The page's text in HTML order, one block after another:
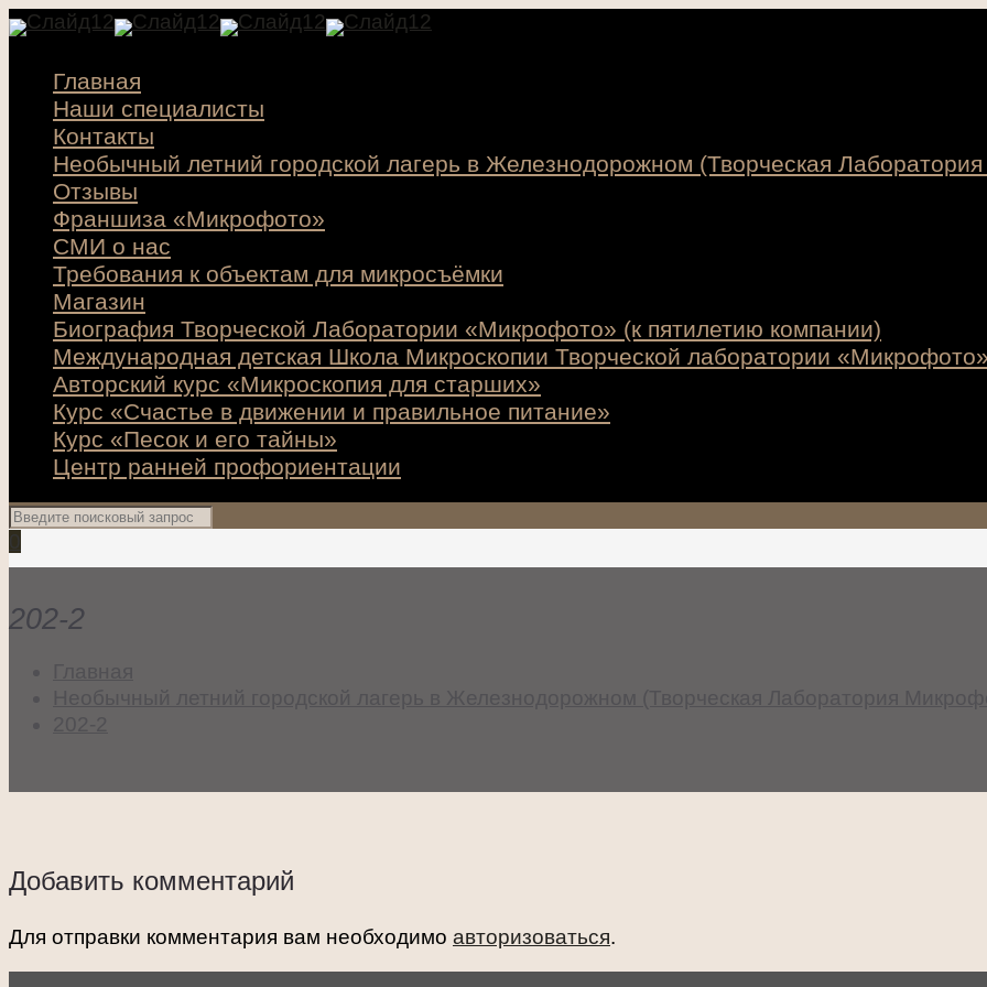
Главная
Наши специалисты
Контакты
Необычный летний городской лагерь в Железнодорожном (Творческая
Отзывы
Франшиза «Микрофото»
СМИ о нас
Требования к объектам для микросъёмки
Магазин
Биография Творческой Лаборатории «Микрофото» (к пятилетию компании)
Международная детская Школа Микроскопии Творческой лаборатории
Авторский курс «Микроскопия для старших»
Курс «Счастье в движении и правильное питание»
Курс «Песок и его тайны»
Центр ранней профориентации
202-2
Добавить комментарий
Для отправки комментария вам необходимо авторизоваться.